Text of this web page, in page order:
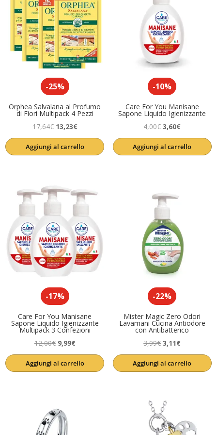
-25%
Orphea Salvalana al Profumo
di Fiori Multipack 4 Pezzi
17,64€ Il
prezzo
originale
13,23€Il
prezzo
attuale
Aggiungi al carrello
-10%
Care For You Manisane
Sapone Liquido Igienizzante
4,00€ Il
prezzo
originale
3,60€Il
prezzo
attuale
Aggiungi al carrello
-17%
Care For You Manisane
Sapone Liquido Igienizzante
Multipack 3 Confezioni
12,00€ Il
prezzo
originale
9,99€Il
prezzo
attuale
Aggiungi al carrello
-22%
Mister Magic Zero Odori
Lavamani Cucina Antiodore
con Antibatterico
3,99€ Il
prezzo
originale
3,11€Il
prezzo
attuale
Aggiungi al carrello